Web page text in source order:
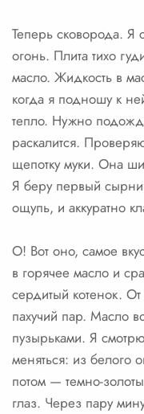
Теперь сковорода. Я
огонь. Плита тихо
масло. Жидкость в
когда я подношу к
тепло. Нужно
раскалится.
щепотку муки. Она
Я беру первый
ощупь, и аккуратно
О! Вот оно, самое
в горячее масло и
сердитый котенок.
пахучий пар. Масло
пузырьками. Я
меняться: из белого
потом — темно-
глаз. Через пару